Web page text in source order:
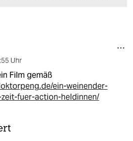
Uhr
Film gemäß
ein-weinender-
fuer-action-heldinnen/